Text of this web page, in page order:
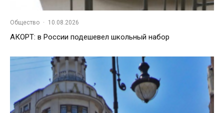
Общество · 10.08.2026
АКОРТ: в России подешевел школьный набор